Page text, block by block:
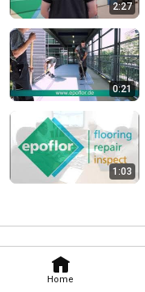
Home
2:27
0:21
1:03